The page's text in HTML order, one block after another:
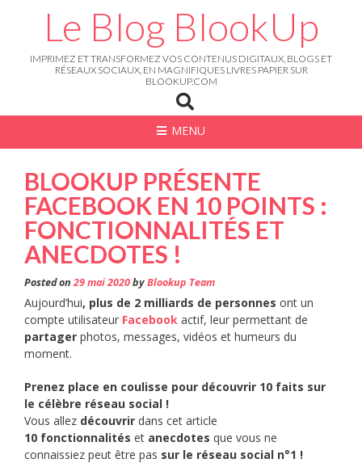
Le Blog BlookUp
IMPRIMEZ ET TRANSFORMEZ VOS CONTENUS DIGITAUX, BLOGS ET
RÉSEAUX SOCIAUX, EN MAGNIFIQUES LIVRES PAPIER SUR
BLOOKUP.COM
MENU
BLOOKUP PRÉSENTE
FACEBOOK EN 10 POINTS :
FONCTIONNALITÉS ET
ANECDOTES !
Posted on29 mai 2020byBlookup Team
Aujourd’hui, plus de 2 milliards de personnes ont un
compte utilisateur Facebook actif, leur permettant de
partager photos, messages, vidéos et humeurs du
moment.
Prenez place en coulisse pour découvrir 10 faits sur
le célèbre réseau social !
Vous allez découvrir dans cet article
10 fonctionnalités et anecdotes que vous ne
connaissiez peut être pas sur le réseau social n°1 !